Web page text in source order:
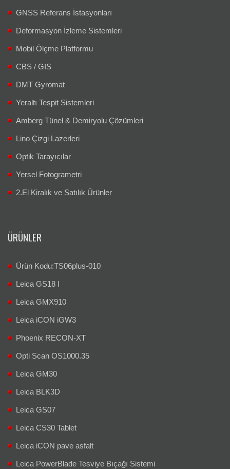
GNSS Referans İstasyonları
Deformasyon İzleme Sistemleri
Mobil Ölçme Platformu
CBS / GIS
DMT Gyromat
Yeraltı Tespit Sistemleri
Amberg Tünel & Demiryolu Çözümleri
Lino Çizgi Lazerleri
Optik Tarayıcılar
Yersel Fotogrametri
2.El Kiralık ve Satılık Ürünler
ÜRÜNLER
Ürün Kodu:TS06plus-010
Leica GS18 I
Leica GMX910
Leica iCON iGW3
Phoenix RECON-XT
Opti Scan OS1000.35
Leica GM30
Leica BLK3D
Leica GS07
Leica CS30 Tablet
Leica iCON pave asfalt
Leica PowerBlade Tesviye Bıçağı Sistemi